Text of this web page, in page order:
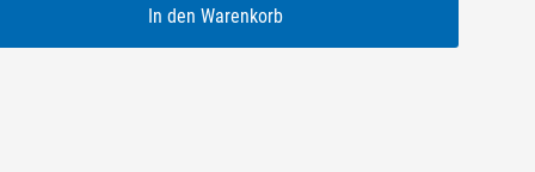
In den Warenkorb